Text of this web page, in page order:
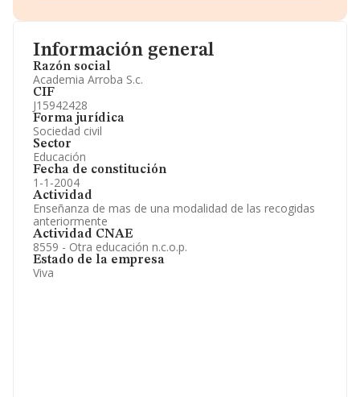
Información general
Razón social
Academia Arroba S.c.
CIF
J15942428
Forma jurídica
Sociedad civil
Sector
Educación
Fecha de constitución
1-1-2004
Actividad
Enseñanza de mas de una modalidad de las recogidas
anteriormente
Actividad CNAE
8559 - Otra educación n.c.o.p.
Estado de la empresa
Viva
Información oficial y registral complementaria.